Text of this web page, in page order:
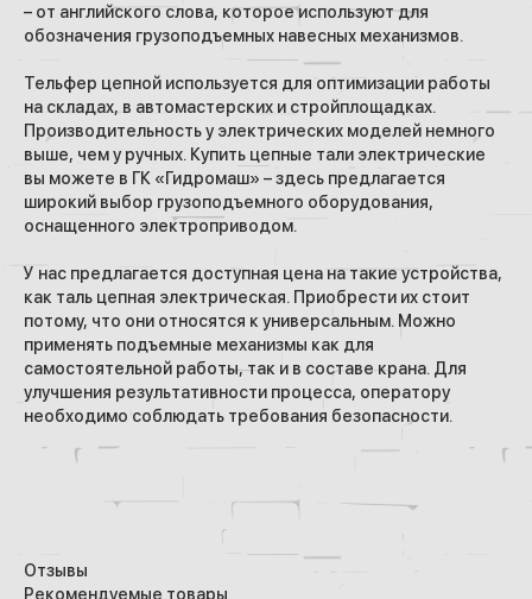
– от английского слова, которое используют для
обозначения грузоподъемных навесных механизмов.
Тельфер цепной используется для оптимизации работы
на складах, в автомастерских и стройплощадках.
Производительность у электрических моделей немного
выше, чем у ручных. Купить цепные тали электрические
вы можете в ГК «Гидромаш» – здесь предлагается
широкий выбор грузоподъемного оборудования,
оснащенного электроприводом.
У нас предлагается доступная цена на такие устройства,
как таль цепная электрическая. Приобрести их стоит
потому, что они относятся к универсальным. Можно
применять подъемные механизмы как для
самостоятельной работы, так и в составе крана. Для
улучшения результативности процесса, оператору
необходимо соблюдать требования безопасности.
Отзывы
Рекомендуемые товары